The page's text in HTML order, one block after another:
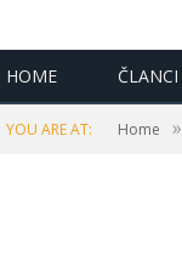
HOME ČLANCI
YOU ARE AT: Home »